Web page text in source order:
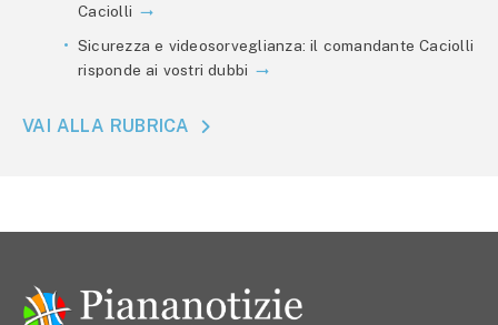
Caciolli
Sicurezza e videosorveglianza: il comandante Caciolli
risponde ai vostri dubbi
VAI ALLA RUBRICA